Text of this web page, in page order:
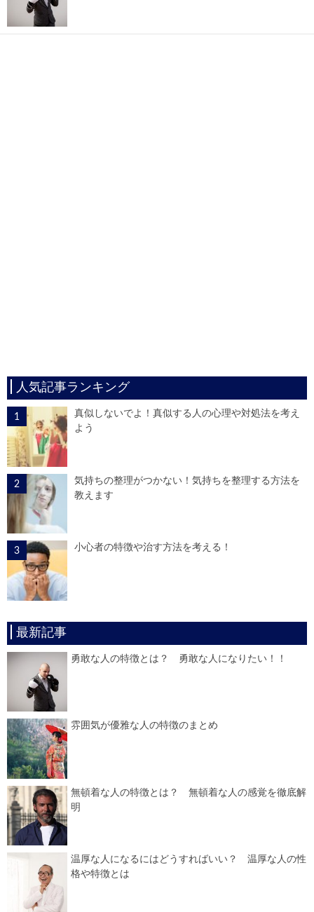
人気記事ランキング
真似しないでよ！真似する人の心理や対処法を考え
よう
気持ちの整理がつかない！気持ちを整理する方法を
教えます
小心者の特徴や治す方法を考える！
最新記事
勇敢な人の特徴とは？ 勇敢な人になりたい！！
雰囲気が優雅な人の特徴のまとめ
無頓着な人の特徴とは？ 無頓着な人の感覚を徹底解
明
温厚な人になるにはどうすればいい？ 温厚な人の性
格や特徴とは